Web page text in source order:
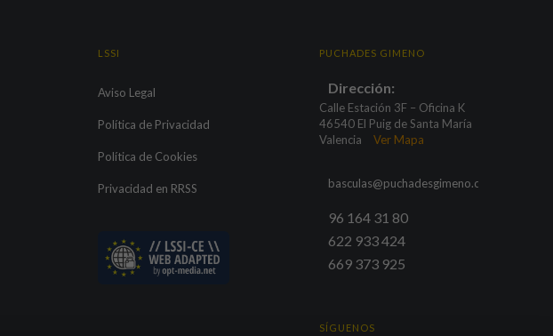
LSSI
Aviso Legal
Política de Privacidad
Política de Cookies
Privacidad en RRSS
PUCHADES GIMENO
Dirección:
Calle Estación 3F – Oficina K
46540 El Puig de Santa María
Valencia
Ver Mapa
basculas@puchadesgimeno.com
96 164 31 80
622 933 424
669 373 925
SÍGUENOS